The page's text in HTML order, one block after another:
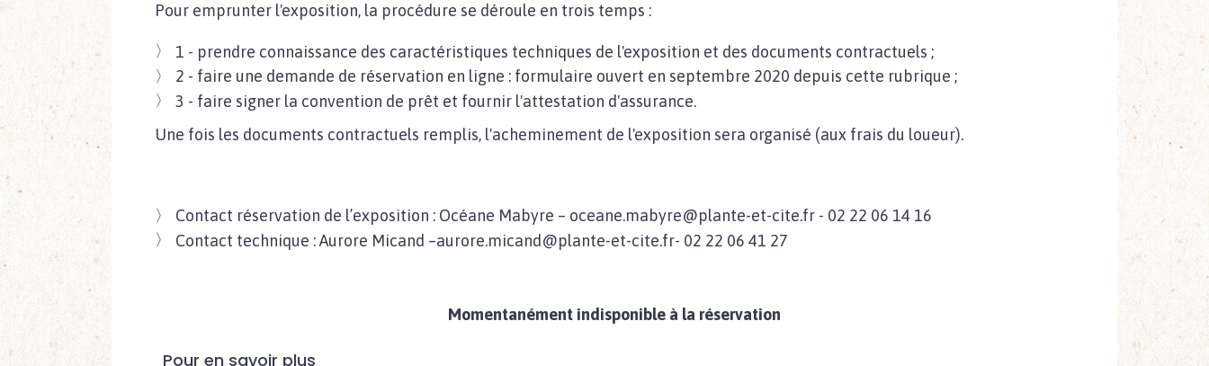
Pour emprunter l'exposition, la procédure se déroule en trois temps :
1 - prendre connaissance des caractéristiques techniques de l'exposition et des documents contractuels ;
2 - faire une demande de réservation en ligne : formulaire ouvert en septembre 2020 depuis cette rubrique ;
3 - faire signer la convention de prêt et fournir l'attestation d'assurance.
Une fois les documents contractuels remplis, l'acheminement de l'exposition sera organisé (aux frais du loueur).
Contact réservation de l’exposition : Océane Mabyre – oceane.mabyre@plante-et-cite.fr - 02 22 06 14 16
Contact technique : Aurore Micand –aurore.micand@plante-et-cite.fr- 02 22 06 41 27
Momentanément indisponible à la réservation
Pour en savoir plus